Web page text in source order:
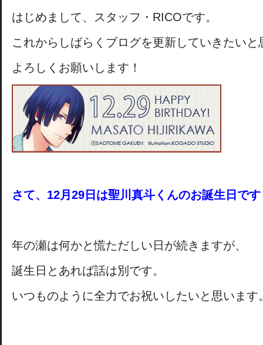
はじめまして、スタッフ・RICOです。
これからしばらくブログを更新していきたいと
よろしくお願いします！
さて、12月29日は聖川真斗くんのお誕生日で
年の瀬は何かと慌ただしい日が続きますが、
誕生日とあれば話は別です。
いつものように全力でお祝いしたいと思います